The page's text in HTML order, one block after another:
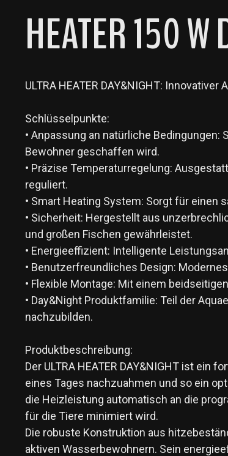
HEATER 150
ULTRA HEATER DAY&NIGHT:
Schlüsselpunkte:
• Anpassung an natürliche
Bewohner geschaffen wird.
• Präzise Temperaturregelung:
reguliert.
• Smart Heating System: Sorgt für einen
• Sicherheit: Hergestellt aus
und großen Fischen gewährleistet.
• Energieeffizient: Intelligente
• Benutzerfreundliches Design:
• Flexible Montage: Mit einem
• Day&Night Produktfamilie: Teil der
nachzubilden.
Produktbeschreibung:
Der ULTRA HEATER DAY&NIGHT ist
eines Tages nachzuahmen und so ein
die Heizleistung automatisch an die
für die Tiere minimiert wird.
Die robuste Konstruktion aus
aktiven Wasserbewohnern. Sein